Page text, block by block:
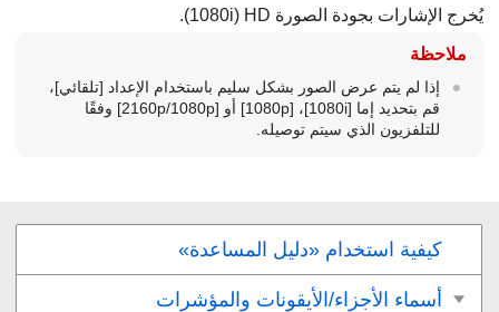
يُخرج الإشارات بجودة الصورة HD (‏1080i).
ملاحظة
إذا لم يتم عرض الصور بشكل سليم باستخدام الإعداد [تلقائي]،
قم بتحديد إما [‏‎1080i‎‏] ، ‏ [‏‎1080p‎‏] أو [‏‎2160p/1080p‎‏]
وفقًا
للتلفزيون الذي سيتم توصيله.
كيفية استخدام «دليل المساعدة»
أسماء الأجزاء/الأيقونات والمؤشرات